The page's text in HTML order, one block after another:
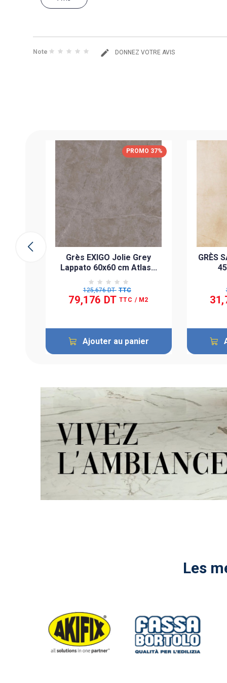
Note DONNEZ VOTRE AVIS
PROMO 37%
Grès EXIGO Jolie Grey
Lappato 60x60 cm Atlas...
125,676 DT TTC
79,176 DT TTC / M2
Ajouter au panier
GRÈS
Les